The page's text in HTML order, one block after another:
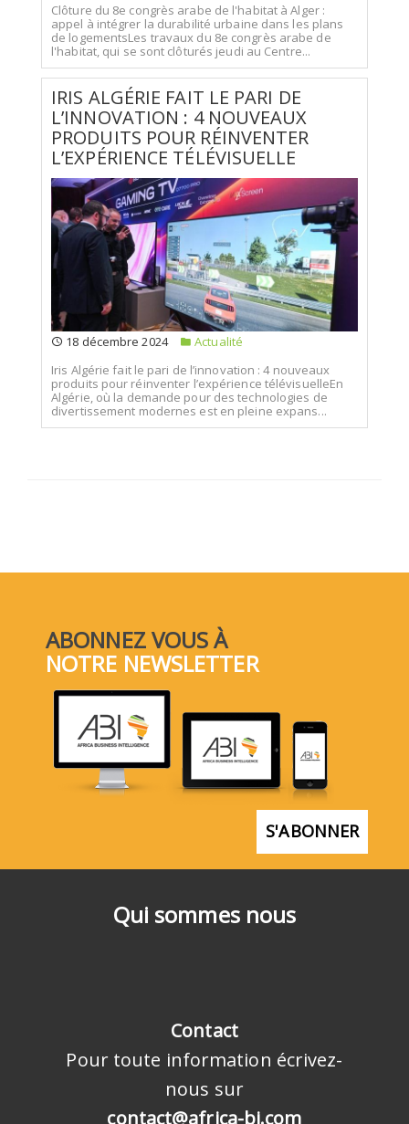
Clôture du 8e congrès arabe de l'habitat à Alger :
appel à intégrer la durabilité urbaine dans les plans
de logementsLes travaux du 8e congrès arabe de
l'habitat, qui se sont clôturés jeudi au Centre...
IRIS ALGÉRIE FAIT LE PARI DE
L’INNOVATION : 4 NOUVEAUX
PRODUITS POUR RÉINVENTER
L’EXPÉRIENCE TÉLÉVISUELLE
18 décembre 2024
Actualité
Iris Algérie fait le pari de l’innovation : 4 nouveaux
produits pour réinventer l’expérience télévisuelleEn
Algérie, où la demande pour des technologies de
divertissement modernes est en pleine expans...
Qui sommes nous
Contact
Pour toute information écrivez-
nous sur
contact@africa-bi.com
ABONNEZ VOUS À
NOTRE NEWSLETTER
S'ABONNER